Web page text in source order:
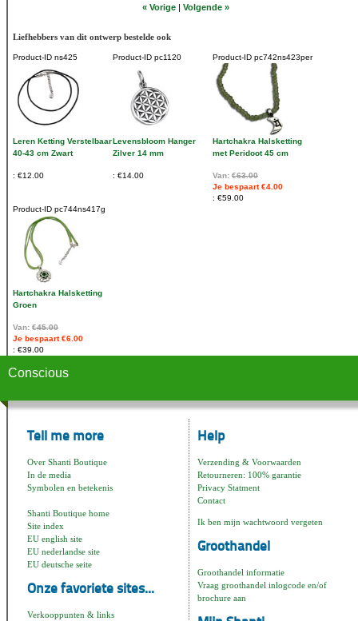
« Vorige | Volgende »
Liefhebbers van dit ontwerp bestelde ook
Product-ID ns425
Leren Ketting Verstelbaar
40-43 cm Zwart
€12.00
Product-ID pc1120
Levensbloom Hanger
Zilver 14 mm
€14.00
Product-ID pc742ns423per
Hartchakra Halsketting
met Peridoot 45 cm
Van: €63.00
Je bespaart €4.00
€59.00
Product-ID pc744ns417g
Hartchakra Halsketting
Groen
Van: €45.00
Je bespaart €6.00
€39.00
Conscious
Tell me more
Over Shanti Boutique
In de media
Symbolen en betekenis
Shanti Boutique home
Site index
EU english site
EU nederlandse site
EU deutsche seite
Onze favoriete sites...
Verkooppunten & links
Help
Verzending & Voorwaarden
Retourneren: 100% garantie
Privacy Statment
Contact
Ik ben mijn wachtwoord vergeten
Groothandel
Groothandel informatie
Vraag groothandel inlogcode en/of
brochure aan